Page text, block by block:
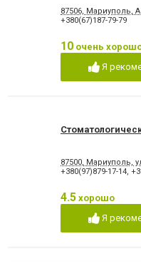
87506, Мариуполь,
+380(67)187-79-79
10 очень
Я
87500, Мариуполь,
+380(97)879-17-14,
4.5 хорошо
Я